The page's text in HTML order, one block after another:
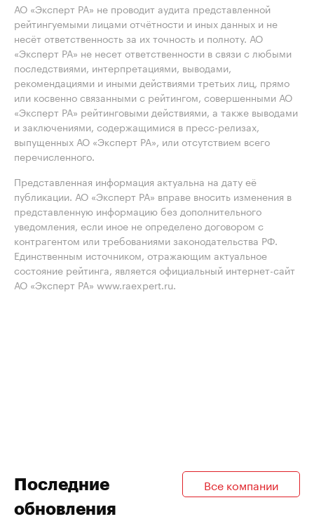
АО «Эксперт РА» не проводит аудита представленной
рейтингуемыми лицами отчётности и иных данных и не
несёт ответственность за их точность и полноту. АО
«Эксперт РА» не несет ответственности в связи с любыми
последствиями, интерпретациями, выводами,
рекомендациями и иными действиями третьих лиц, прямо
или косвенно связанными с рейтингом, совершенными АО
«Эксперт РА» рейтинговыми действиями, а также выводами
и заключениями, содержащимися в пресс-релизах,
выпущенных АО «Эксперт РА», или отсутствием всего
перечисленного.
Представленная информация актуальна на дату её
публикации. АО «Эксперт РА» вправе вносить изменения в
представленную информацию без дополнительного
уведомления, если иное не определено договором с
контрагентом или требованиями законодательства РФ.
Единственным источником, отражающим актуальное
состояние рейтинга, является официальный интернет-сайт
АО «Эксперт РА» www.raexpert.ru.
Последние
обновления
Все компании